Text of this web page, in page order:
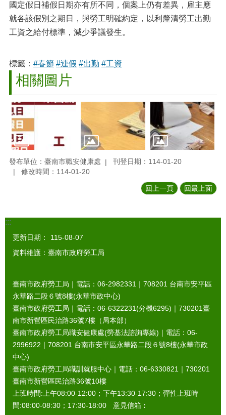
國定假日補假日期亦有所不同，個案上仍有差異，雇主應
就各該假別之期日，與勞工明確約定，以利釐清勞工出勤
工資之給付標準，減少爭議發生。
標籤： #春節 #連假 #出勤 #工資
相關圖片
發布單位：臺南市職安健康處
刊登日期：114-01-20
修改時間：114-01-20
回上一頁 回最上面
:::
更新日期：
115-08-07
資料維護：臺南市政府勞工局
臺南市政府勞工局｜電話：06-2982331｜ 708201 台南市安平區
永華路二段６號8樓(永華市政中心)
臺南市政府勞工局｜電話：06-6322231(分機6295)｜ 730201臺
南市新營區民治路36號7樓（局本部）
臺南市政府勞工局職安健康處(勞基法諮詢專線)｜電話：06-
2996922｜ 708201 台南市安平區永華路二段６號8樓(永華市政
中心)
臺南市政府勞工局職訓就服中心｜電話：06-6330821｜ 730201
臺南市新營區民治路36號10樓
上班時間:上午08:00-12:00；下午13:30-17:30；彈性上班時
間:08:00-08:30；17:30-18:00 意見信箱︰